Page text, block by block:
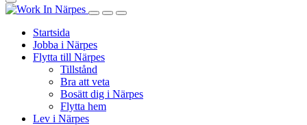
inSearch
this
LogSearchShow
Startsida
Jobba i Närpes
Flytta till Närpes
Tillstånd
Bra att veta
Bosätt dig i Närpes
Flytta hem
Lev i Närpes